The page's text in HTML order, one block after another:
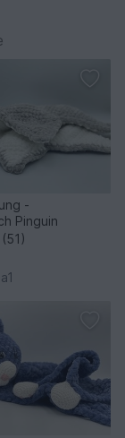
-
Pinguin
(51)